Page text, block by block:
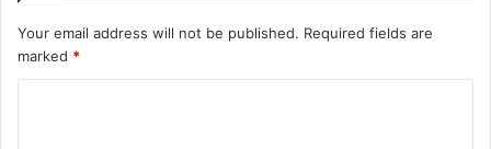
Your email address will not be published. Required fields are
marked *